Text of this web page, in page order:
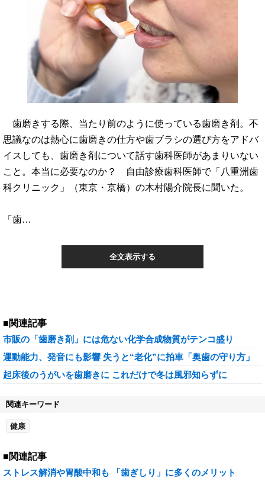
歯磨きする際、当たり前のように使っている歯磨き剤。不
思議なのは熱心に歯磨きの仕方や歯ブラシの選び方をアドバ
イスしても、歯磨き剤について話す歯科医師があまりいない
こと。本当に必要なのか？ 自由診療歯科医師で「八重洲歯
科クリニック」（東京・京橋）の木村陽介院長に聞いた。
「歯…
全文表示する
■関連記事
市販の「歯磨き剤」には危ない化学合成物質がテンコ盛り
運動能力、発音にも影響 失うと“老化”に拍車「奥歯の守り方」
起床後のうがいを歯磨きに これだけで冬は風邪知らずに
関連キーワード
健康
■関連記事
ストレス解消や胃酸中和も 「歯ぎしり」に多くのメリット